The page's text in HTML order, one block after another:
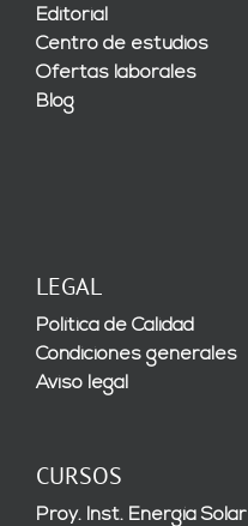
Editorial
Centro de estudios
Ofertas laborales
Blog
LEGAL
Política de Calidad
Condiciones generales
Aviso legal
CURSOS
Proy. Inst. Energía Solar